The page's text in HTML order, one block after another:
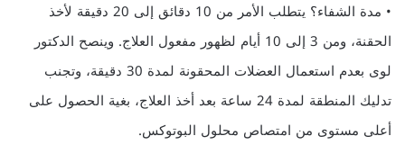
• مدة الشفاء؟ يتطلب الأمر من 10 دقائق إلى 20 دقيقة لأخذ
الحقنة، ومن 3 إلى 10 أيام لظهور مفعول العلاج. وينصح الدكتور
لوى بعدم استعمال العضلات المحقونة لمدة 30 دقيقة، وتجنب
تدليك المنطقة لمدة 24 ساعة بعد أخذ العلاج، بغية الحصول على
أعلى مستوى من امتصاص محلول البوتوكس.